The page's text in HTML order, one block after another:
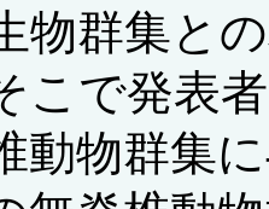
物群集と
こで発表
動物群集